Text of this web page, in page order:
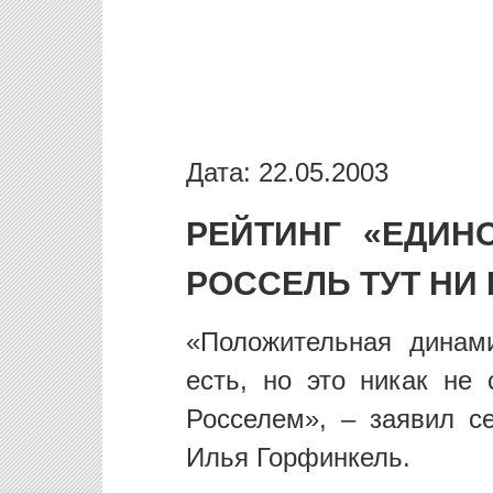
Дата: 22.05.2003
РЕЙТИНГ
РОССЕЛЬ ТУТ НИ
«Положительная
есть, но это никак не
Росселем», – заявил
Илья Горфинкель.